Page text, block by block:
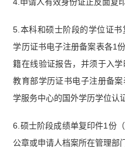
5.本科和硕士阶段的学位证
学历证书电子注册备案表各1
籍在线验证报告，并须于入
教育部学历证书电子注册备
学服务中心的国外学历学位认
6.硕士阶段成绩单复印件1份
公章或申请人档案所在管理部